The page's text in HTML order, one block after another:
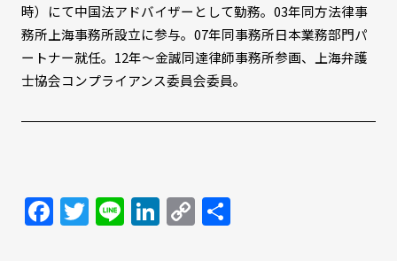
時）にて中国法アドバイザーとして勤務。03年同方法律事
務所上海事務所設立に参与。07年同事務所日本業務部門パ
ートナー就任。12年～金誠同達律師事務所参画、上海弁護
士協会コンプライアンス委員会委員。
Facebook
Twitter
LineLinkedIn
Copy
Link
共